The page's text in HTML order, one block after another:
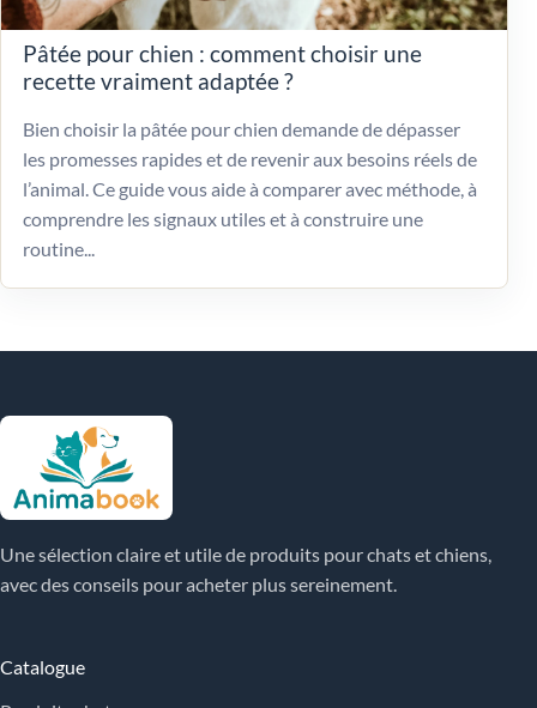
Pâtée pour chien : comment choisir une
recette vraiment adaptée ?
Bien choisir la pâtée pour chien demande de dépasser
les promesses rapides et de revenir aux besoins réels de
l’animal. Ce guide vous aide à comparer avec méthode, à
comprendre les signaux utiles et à construire une
routine...
Une sélection claire et utile de produits pour chats et chiens,
avec des conseils pour acheter plus sereinement.
Catalogue